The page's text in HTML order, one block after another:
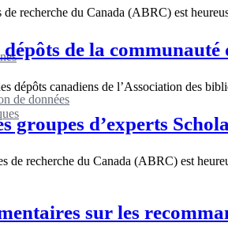
de données
recherche du Canada (ABRC) est
de la
dépôts canadiens de l’Association des
groupes d’experts
recherche du Canada (ABRC) est
sur les